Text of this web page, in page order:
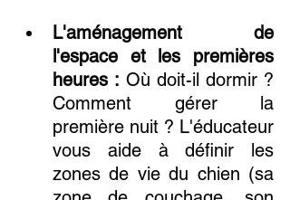
L'aménagement de
l'espace et les premières
heures : Où doit-il dormir ?
Comment gérer la
première nuit ? L'éducateur
vous aide à définir les
zones de vie du chien (sa